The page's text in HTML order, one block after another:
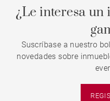
¿Le interesa
Suscríbase a nuestro
novedades sobre